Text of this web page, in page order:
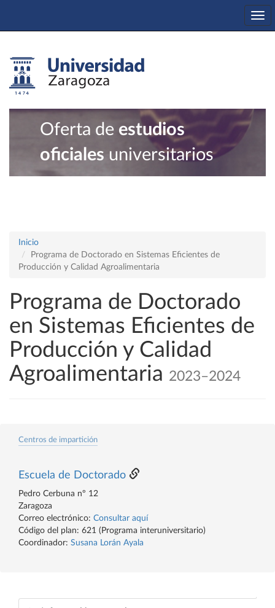
Oferta de estudios
oficiales universitarios
Inicio
Programa de Doctorado en Sistemas Eficientes de
Producción y Calidad Agroalimentaria
Programa de Doctorado
en Sistemas Eficientes de
Producción y Calidad
Agroalimentaria 2023–2024
Centros de impartición
Escuela de Doctorado
Pedro Cerbuna nº 12
Zaragoza
Correo electrónico: Consultar aquí
Código del plan: 621 (Programa interuniversitario)
Coordinador: Susana Lorán Ayala